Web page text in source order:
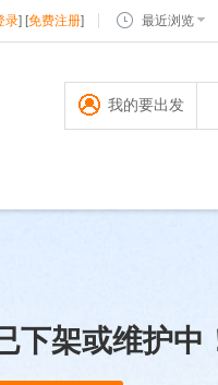
录] [免费注册] 最近浏览
我的要出发
下架或维护中